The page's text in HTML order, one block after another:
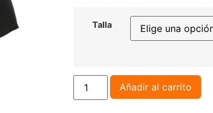
Talla
Añadir al carrito